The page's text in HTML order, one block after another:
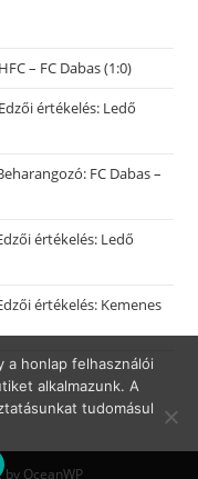
HFC – FC Dabas (1:0)
Edzői értékelés: Ledő
FC Dabas –
értékelés: Ledő
értékelés: Kemenes
OceanWP
a honlap felhasználói
alkalmazunk. A
tudomásul